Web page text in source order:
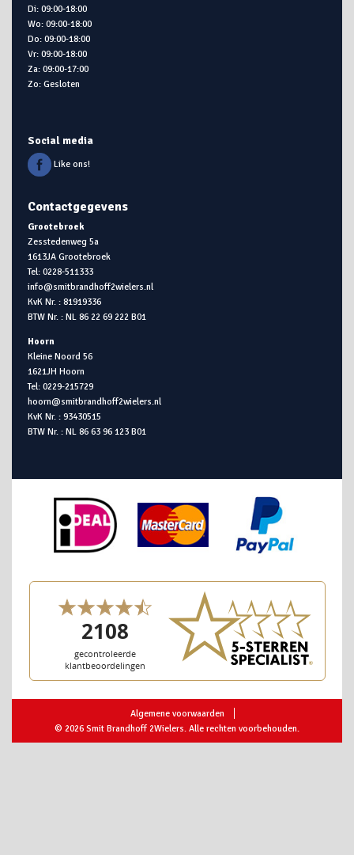
Di: 09:00-18:00
Wo: 09:00-18:00
Do: 09:00-18:00
Vr: 09:00-18:00
Za: 09:00-17:00
Zo: Gesloten
Social media
Like ons!
Contactgegevens
Grootebroek
Zesstedenweg 5a
1613JA Grootebroek
Tel: 0228-511333
info@smitbrandhoff2wielers.nl
KvK Nr. : 81919336
BTW Nr. : NL 86 22 69 222 B01
Hoorn
Kleine Noord 56
1621JH Hoorn
Tel: 0229-215729
hoorn@smitbrandhoff2wielers.nl
KvK Nr. : 93430515
BTW Nr. : NL 86 63 96 123 B01
Algemene voorwaarden
© 2026 Smit Brandhoff 2Wielers. Alle rechten voorbehouden.